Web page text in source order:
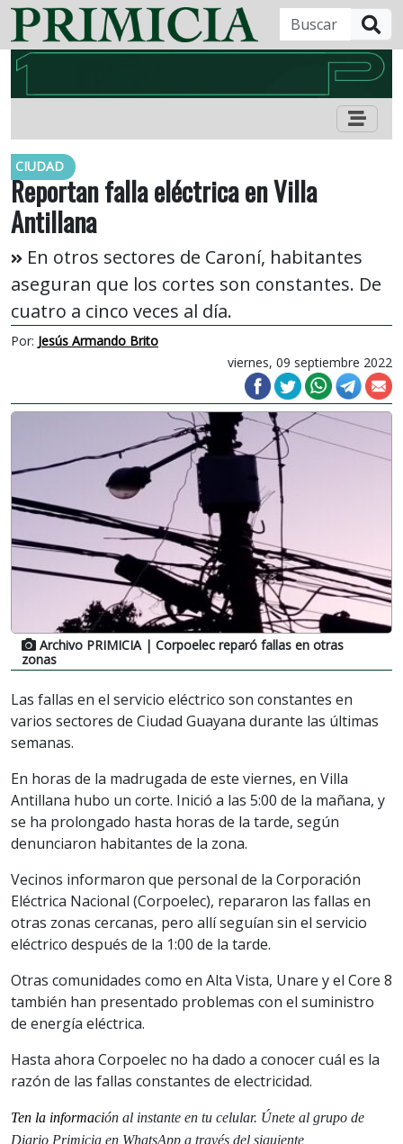
CIUDAD
Reportan falla eléctrica en Villa
Antillana
En otros sectores de Caroní, habitantes
aseguran que los cortes son constantes. De
cuatro a cinco veces al día.
Por: Jesús Armando Brito
viernes, 09 septiembre 2022
Archivo PRIMICIA | Corpoelec reparó fallas en otras
zonas
Las fallas en el servicio eléctrico son constantes en
varios sectores de Ciudad Guayana durante las últimas
semanas.
En horas de la madrugada de este viernes, en Villa
Antillana hubo un corte. Inició a las 5:00 de la mañana, y
se ha prolongado hasta horas de la tarde, según
denunciaron habitantes de la zona.
Vecinos informaron que personal de la Corporación
Eléctrica Nacional (Corpoelec), repararon las fallas en
otras zonas cercanas, pero allí seguían sin el servicio
eléctrico después de la 1:00 de la tarde.
Otras comunidades como en Alta Vista, Unare y el Core 8
también han presentado problemas con el suministro
de energía eléctrica.
Hasta ahora Corpoelec no ha dado a conocer cuál es la
razón de las fallas constantes de electricidad.
Ten la información al instante en tu celular. Únete al grupo de
Diario Primicia en WhatsApp a través del siguiente